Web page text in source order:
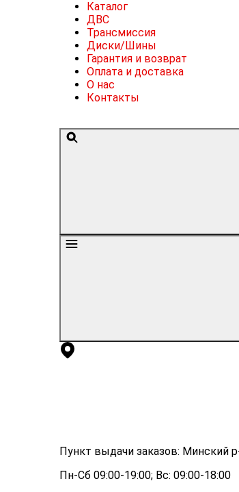
Каталог
ДВС
Трансмиссия
Диски/Шины
Гарантия и возврат
Оплата и доставка
О нас
Контакты
Пункт выдачи заказов: Минский
Пн-Сб 09:00-19:00; Вс: 09:00-18:00